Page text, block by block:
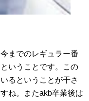
までのレギュラー番
いうことです。この
るということが干さ
ね。またakb卒業後は